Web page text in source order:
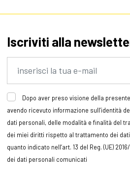
Iscriviti alla
Dopo aver preso visione della
avendo ricevuto informazione sull’identità
dati personali, delle modalità e finalità del
dei miei diritti rispetto al trattamento dei
quanto indicato nell’art. 13 del Reg. (UE)
dei dati personali comunicati